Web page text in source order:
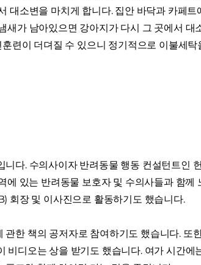
대소변을 마치게 합니다. 집안 바닥과 카페트
새가 남아있으면 강아지가 다시 그 곳에서 대
련이 더뎌질 수 있으니 정기적으로 이불세탁
다. 수의사이자 반려동물 행동 컨설턴트인
있는 반려동물 보호자 및 수의사들과 함께
회장 및 이사진으로 활동하기도 했습니다.
한 책의 공저자로 참여하기도 했습니다. 또
비디오는 상을 받기도 했습니다. 여가 시간에